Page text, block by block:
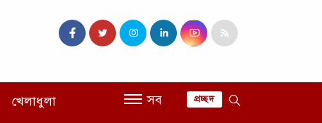
খেলাধুলা সব প্রচ্ছদ